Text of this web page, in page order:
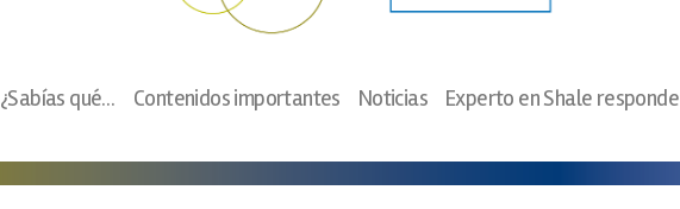
¿Sabías qué… Contenidos importantes Noticias Experto en Shale responde